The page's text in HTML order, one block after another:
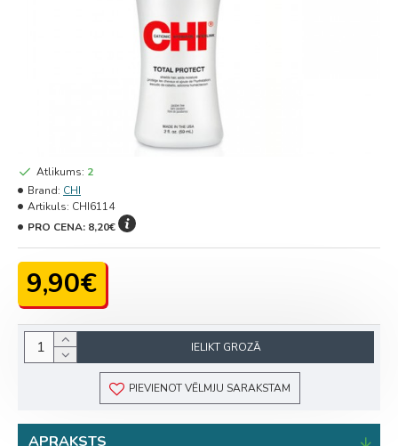
9,90€
Atlikums: 2
Brand: CHI
Artikuls: CHI6114
PRO CENA: 8,20€
IELIKT GROZĀ
PIEVIENOT VĒLMJU SARAKSTAM
APRAKSTS